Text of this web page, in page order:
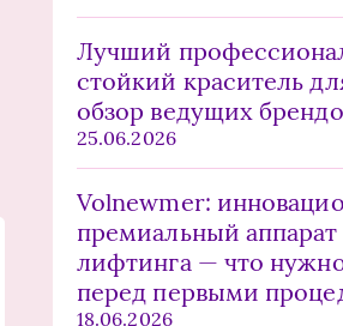
Лучший
стойкий краситель
обзор ведущих
25.06.2026
Volnewmer:
премиальный аппарат
лифтинга — что
перед первыми
18.06.2026